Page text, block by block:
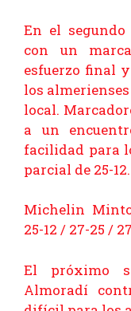
En el
con un
esfuerzo final
los
local.
a un
facilidad para
parcial de 25-12.
Michelin
25-12 / 27-25 /
El próximo
Almoradí